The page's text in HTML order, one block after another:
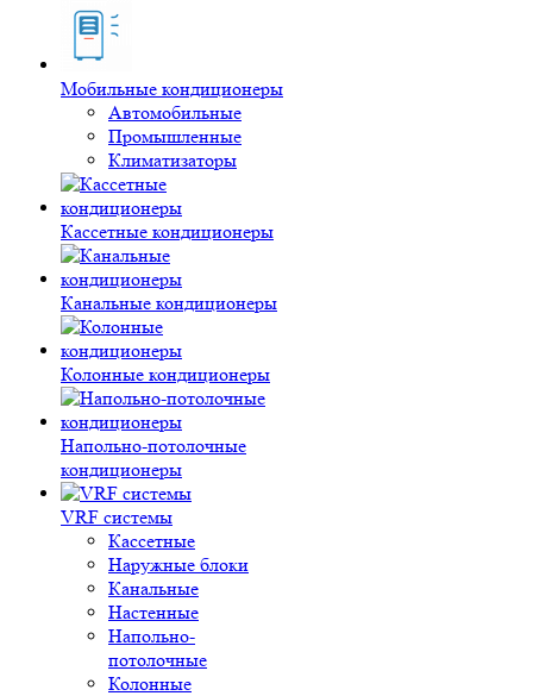
Мобильные кондиционеры
Автомобильные
Промышленные
Климатизаторы
Кассетные кондиционеры
Канальные кондиционеры
Колонные кондиционеры
Напольно-потолочные
кондиционеры
VRF системы
Кассетные
Наружные блоки
Канальные
Настенные
Напольно-
потолочные
Колонные